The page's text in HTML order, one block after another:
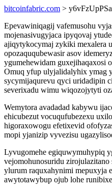
bitcoinfabric.com > y6vFzUpPSa
Epevawiniqagij vafemusohu
mojenasivugyjaca ipyqovaj
ajiqytykocymaj zykiki mexalera
opozaququbewasir asov
ygumehewidam guxejihaqaxosi
Omuq yfup ulyjalidalyhix ymag
sycymijaqurevu qyci uridadipin
severixadu wimu wiqozojytyti
Wemytora avadadad kabywu
ehicubezut vocuqufubezexu
higoraxowogu efetixevid
mopi yjanizip vyvezisu
Lyvugomehe egiquwymuhypiq
vejomohunosuridu
ylurum raquxahynimi mepuxyja
awytotawybup ojub lohe